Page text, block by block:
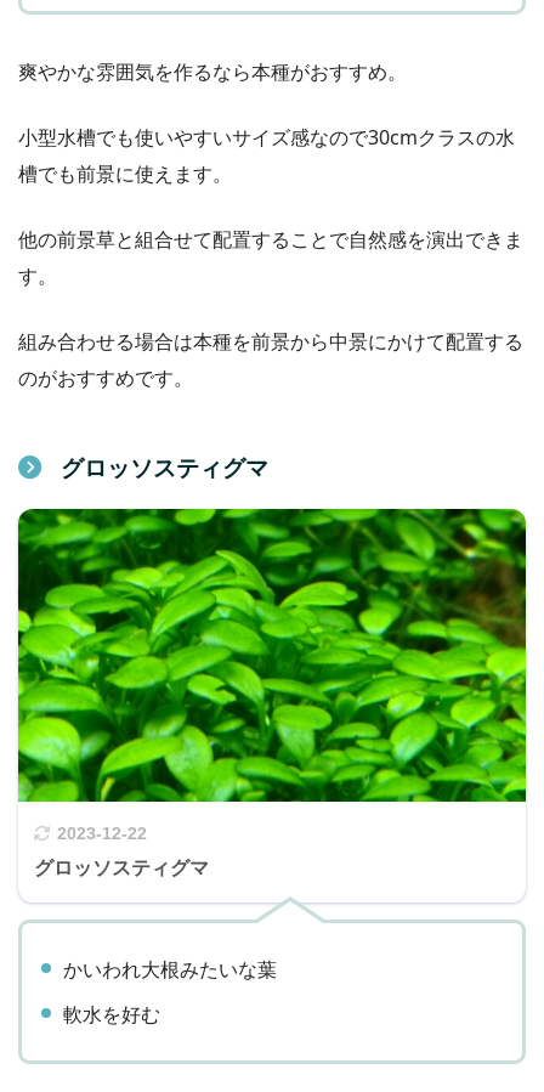
爽やかな雰囲気を作るなら本種がおすすめ。
小型水槽でも使いやすいサイズ感なので30cmクラスの水
槽でも前景に使えます。
他の前景草と組合せて配置することで自然感を演出できま
す。
組み合わせる場合は本種を前景から中景にかけて配置する
のがおすすめです。
グロッソスティグマ
2023-12-22
グロッソスティグマ
かいわれ大根みたいな葉
軟水を好む